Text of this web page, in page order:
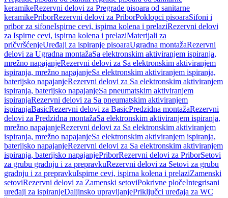
keramikeRezervni delovi za Pregrade pisoara od sanitarne
keramikePriborRezervni delovi za PriborPoklopci pisoaraSifoni i
pribor za sifoneIspirne cevi, ispirna kolena i prelaziRezervni delovi
za Ispirne cevi, ispirna kolena i prelaziMaterijali za
pričvršćenjeUređaji za ispiranje pisoaraUgradna montažaRezervni
delovi za Ugradna montažaSa elektronskim aktiviranjem ispiranja,
mrežno napajanjeRezervni delovi za Sa elektronskim aktiviranjem
ispiranja, mrežno napajanjeSa elektronskim aktiviranjem ispiranja,
baterijsko napajanjeRezervni delovi za Sa elektronskim aktiviranjem
ispiranja, baterijsko napajanjeSa pneumatskim aktiviranjem
ispiranjaRezervni delovi za Sa pneumatskim aktiviranjem
ispiranjaBasicRezervni delovi za BasicPredzidna montažaRezervni
delovi za Predzidna montažaSa elektronskim aktiviranjem ispiranja,
mrežno napajanjeRezervni delovi za Sa elektronskim aktiviranjem
ispiranja, mrežno napajanjeSa elektronskim aktiviranjem ispiranja,
baterijsko napajanjeRezervni delovi za Sa elektronskim aktiviranjem
ispiranja, baterijsko napajanjePriborRezervni delovi za PriborSetovi
za grubu gradnju i za prepravkuRezervni delovi za Setovi za grubu
gradnju i za prepravkuIspirne cevi, ispirna kolena i prelaziZamenski
setoviRezervni delovi za Zamenski setoviPokrivne pločeIntegrisani
uređaji za ispiranjeDaljinsko upravljanjePriključci uređaja za WC